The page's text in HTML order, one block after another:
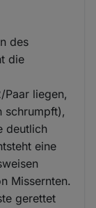
des
die
Paar liegen,
schrumpft),
deutlich
eine
Missernten.
gerettet